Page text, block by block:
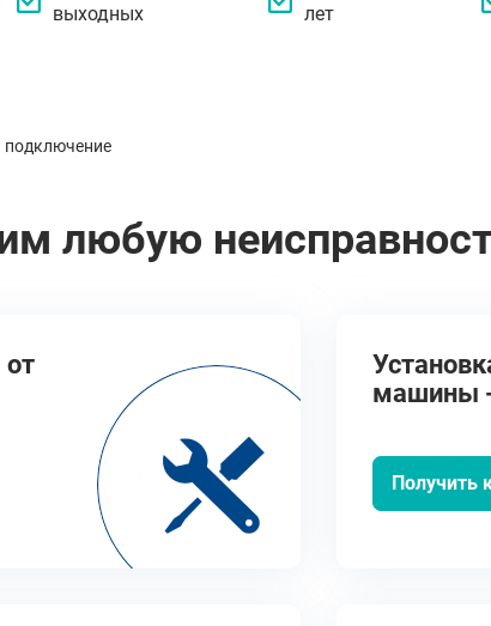
выходных
лет
подключение
любую
от
машины -
Получить